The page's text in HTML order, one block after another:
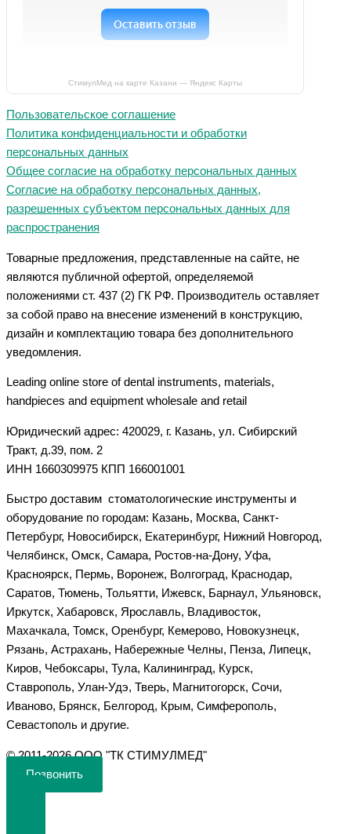
СтимулМед на карте Казани — Яндекс Карты
Пользовательское соглашение
Политика конфиденциальности и обработки
персональных данных
Общее согласие на обработку персональных данных
Согласие на обработку персональных данных,
разрешенных субъектом персональных данных для
распространения
Товарные предложения, представленные на сайте, не
являются публичной офертой, определяемой
положениями ст. 437 (2) ГК РФ. Производитель оставляет
за собой право на внесение изменений в конструкцию,
дизайн и комплектацию товара без дополнительного
уведомления.
Leading online store of dental instruments, materials,
handpieces and equipment wholesale and retail
Юридический адрес: 420029, г. Казань, ул. Сибирский
Тракт, д.39, пом. 2
ИНН 1660309975 КПП 166001001
Быстро доставим стоматологические инструменты и
оборудование по городам: Казань, Москва, Санкт-
Петербург, Новосибирск, Екатеринбург, Нижний Новгород,
Челябинск, Омск, Самара, Ростов-на-Дону, Уфа,
Красноярск, Пермь, Воронеж, Волгоград, Краснодар,
Саратов, Тюмень, Тольятти, Ижевск, Барнаул, Ульяновск,
Иркутск, Хабаровск, Ярославль, Владивосток,
Махачкала, Томск, Оренбург, Кемерово, Новокузнецк,
Рязань, Астрахань, Набережные Челны, Пенза, Липецк,
Киров, Чебоксары, Тула, Калининград, Курск,
Ставрополь, Улан-Удэ, Тверь, Магнитогорск, Сочи,
Иваново, Брянск, Белгород, Крым, Симферополь,
Севастополь и другие.
©️ 2011-2026 ООО "ТК СТИМУЛМЕД"
Позвонить